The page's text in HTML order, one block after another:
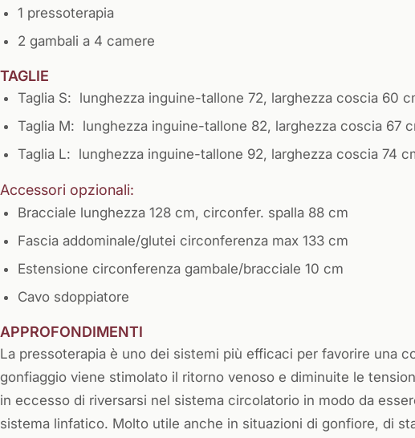
1 pressoterapia
2 gambali a 4 camere
TAGLIE
Taglia S: lunghezza inguine-tallone 72, larghezza coscia 60
Taglia M: lunghezza inguine-tallone 82, larghezza coscia 67
Taglia L: lunghezza inguine-tallone 92, larghezza coscia 74
Accessori opzionali:
Bracciale lunghezza 128 cm, circonfer. spalla 88 cm
Fascia addominale/glutei circonferenza max 133 cm
Estensione circonferenza gambale/bracciale 10 cm
Cavo sdoppiatore
APPROFONDIMENTI
La pressoterapia è uno dei sistemi più efficaci per favorire una
gonfiaggio viene stimolato il ritorno venoso e diminuite le
in eccesso di riversarsi nel sistema circolatorio in modo da
sistema linfatico. Molto utile anche in situazioni di gonfiore, di